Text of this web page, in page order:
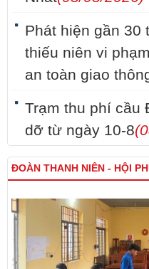
Phát hiện gần 30
thiếu niên vi
an toàn giao
Trạm thu phí cầu
dỡ từ ngày 10-8
ĐOÀN THANH NIÊN - HỘI